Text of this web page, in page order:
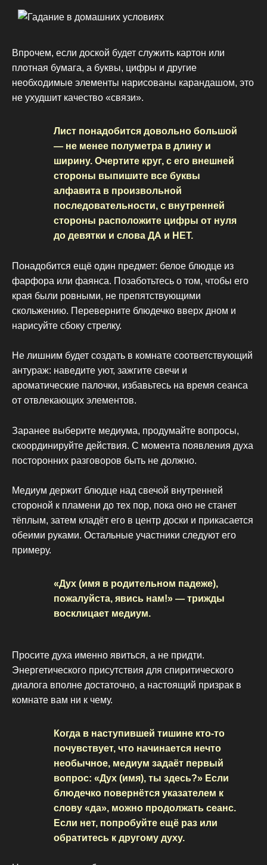
Впрочем, если доской будет служить картон или
плотная бумага, а буквы, цифры и другие
необходимые элементы нарисованы карандашом, это
не ухудшит качество «связи».
Лист понадобится довольно большой
— не менее полуметра в длину и
ширину. Очертите круг, с его внешней
стороны выпишите все буквы
алфавита в произвольной
последовательности, с внутренней
стороны расположите цифры от нуля
до девятки и слова ДА и НЕТ.
Понадобится ещё один предмет: белое блюдце из
фарфора или фаянса. Позаботьтесь о том, чтобы его
края были ровными, не препятствующими
скольжению. Переверните блюдечко вверх дном и
нарисуйте сбоку стрелку.
Не лишним будет создать в комнате соответствующий
антураж: наведите уют, зажгите свечи и
ароматические палочки, избавьтесь на время сеанса
от отвлекающих элементов.
Заранее выберите медиума, продумайте вопросы,
скоординируйте действия. С момента появления духа
посторонних разговоров быть не должно.
Медиум держит блюдце над свечой внутренней
стороной к пламени до тех пор, пока оно не станет
тёплым, затем кладёт его в центр доски и прикасается
обеими руками. Остальные участники следуют его
примеру.
«Дух (имя в родительном падеже),
пожалуйста, явись нам!» — трижды
восклицает медиум.
Просите духа именно явиться, а не придти.
Энергетического присутствия для спиритического
диалога вполне достаточно, а настоящий призрак в
комнате вам ни к чему.
Когда в наступившей тишине кто-то
почувствует, что начинается нечто
необычное, медиум задаёт первый
вопрос: «Дух (имя), ты здесь?» Если
блюдечко повернётся указателем к
слову «да», можно продолжать сеанс.
Если нет, попробуйте ещё раз или
обратитесь к другому духу.